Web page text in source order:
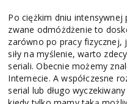
Po ciężkim dniu
zwane odmóżdżenie to
zarówno po pracy fizycznej,
siły na myślenie, warto
seriali. Obecnie możemy
Internecie. A współczesne
serial lub długo